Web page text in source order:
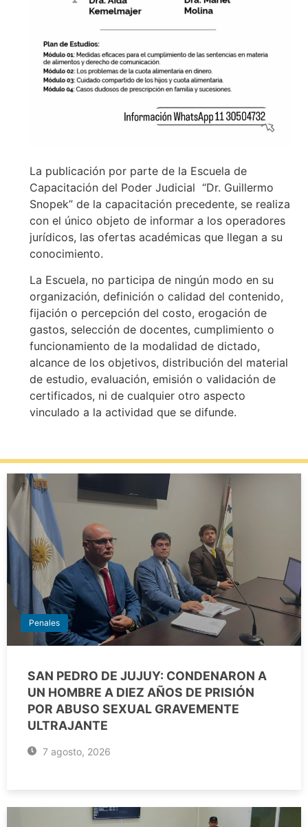
La publicación por parte de la Escuela de
Capacitación del Poder Judicial “Dr. Guillermo
Snopek” de la capacitación precedente, se realiza
con el único objeto de informar a los operadores
jurídicos, las ofertas académicas que llegan a su
conocimiento.
La Escuela, no participa de ningún modo en su
organización, definición o calidad del contenido,
fijación o percepción del costo, erogación de
gastos, selección de docentes, cumplimiento o
funcionamiento de la modalidad de dictado,
alcance de los objetivos, distribución del material
de estudio, evaluación, emisión o validación de
certificados, ni de cualquier otro aspecto
vinculado a la actividad que se difunde.
Penales
SAN PEDRO DE JUJUY: CONDENARON A
UN HOMBRE A DIEZ AÑOS DE PRISIÓN
POR ABUSO SEXUAL GRAVEMENTE
ULTRAJANTE
7 agosto, 2026